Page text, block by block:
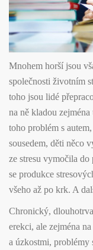
Mnohem horší jsou
společnosti životním
toho jsou lidé
na ně kladou
toho problém s
sousedem, děti něco
ze stresu vymočila do
se produkce
všeho až po krk. A
Chronický,
erekci, ale zejména
a úzkostmi, problémy